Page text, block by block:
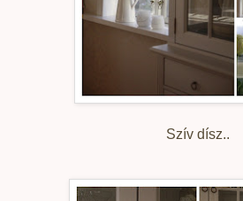
Szív dísz..